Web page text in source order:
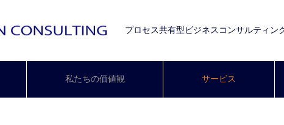
プロセス共有型ビジネスコンサルティン
私たちの価値観 サービス